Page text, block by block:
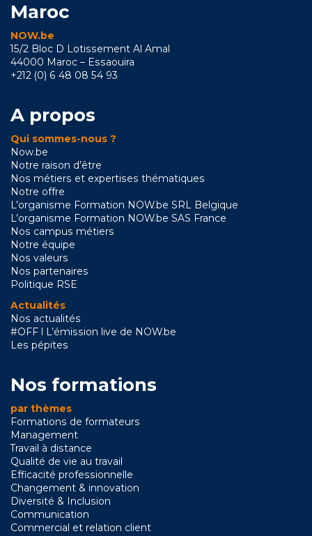
Maroc
NOW.be
15/2 Bloc D Lotissement Al Amal
44000 Maroc – Essaouira
+212 (0) 6 48 08 54 93
A propos
Qui sommes-nous ?
Now.be
Notre raison d’être
Nos métiers et expertises thématiques
Notre offre
L’organisme Formation NOW.be SRL Belgique
L’organisme Formation NOW.be SAS France
Nos campus métiers
Notre équipe
Nos valeurs
Nos partenaires
Politique RSE
Actualités
Nos actualités
#OFF l L’émission live de NOW.be
Les pépites
Nos formations
par thèmes
Formations de formateurs
Management
Travail à distance
Qualité de vie au travail
Efficacité professionnelle
Changement & innovation
Diversité & Inclusion
Communication
Commercial et relation client